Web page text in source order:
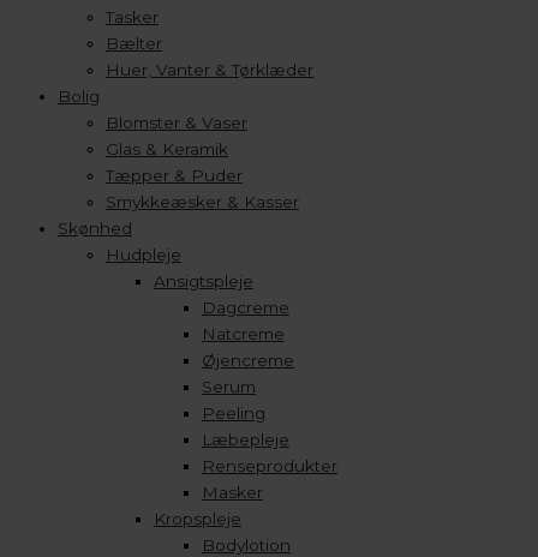
Tasker
Bælter
Huer, Vanter & Tørklæder
Bolig
Blomster & Vaser
Glas & Keramik
Tæpper & Puder
Smykkeæsker & Kasser
Skønhed
Hudpleje
Ansigtspleje
Dagcreme
Natcreme
Øjencreme
Serum
Peeling
Læbepleje
Renseprodukter
Masker
Kropspleje
Bodylotion